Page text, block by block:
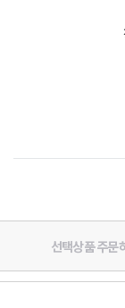
선택상품 주문